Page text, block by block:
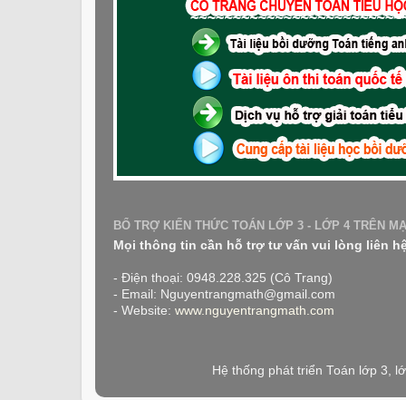
BỔ TRỢ KIẾN THỨC TOÁN LỚP 3 - LỚP 4 TRÊN
Mọi thông tin cần hỗ trợ tư vấn vui lòng liên
- Điện thoại: 0948.228.325 (Cô Trang)
- Email: Nguyentrangmath@gmail.com
- Website: www.nguyentrangmath.com
Hệ thống phát triển Toán lớp 3,